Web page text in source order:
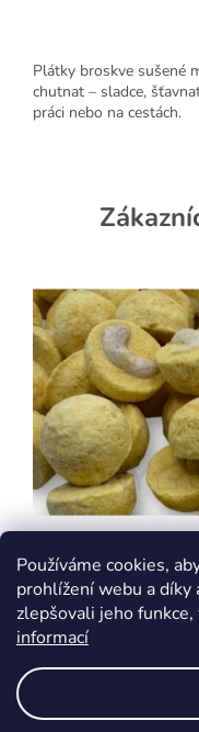
Používáme cookies,
prohlížení webu a díky
zlepšovali jeho
informací
Plátky broskve sušené
chutnat – sladce,
práci nebo na cestách.
Kešu v mangové
Skladem